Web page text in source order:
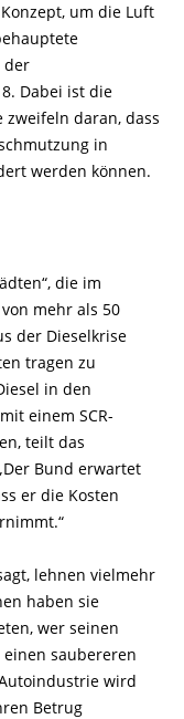
um die Luft
der
Dabei ist die
daran, dass
in
werden können.
die im
mehr als 50
der Dieselkrise
tragen zu
in den
einem SCR-
teilt das
Bund erwartet
er die Kosten
lehnen vielmehr
haben sie
wer seinen
saubereren
wird
Betrug